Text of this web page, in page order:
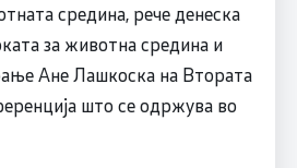
средина, рече денеска
за животна средина и
Ане Лашкоска на Втората
што се одржува во